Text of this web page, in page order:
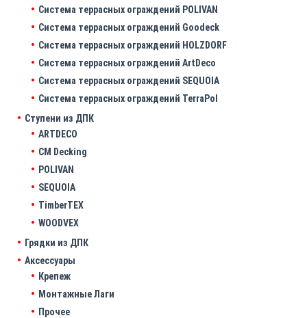
Система террасных ограждений POLIVAN
Система террасных ограждений Goodeck
Система террасных ограждений HOLZDORF
Система террасных ограждений ArtDeco
Система террасных ограждений SEQUOIA
Система террасных ограждений TerraPol
Ступени из ДПК
ARTDECO
CM Decking
POLIVAN
SEQUOIA
TimberTEX
WOODVEX
Грядки из ДПК
Аксессуары
Крепеж
Монтажные Лаги
Прочее